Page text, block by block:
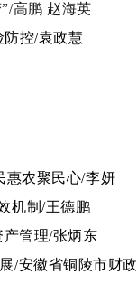
高鹏 赵海英
防控/袁政慧
惠农聚民心/李妍
机制/王德鹏
产管理/张炳东
/安徽省铜陵市财